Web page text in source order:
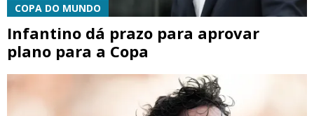
COPA DO MUNDO
Infantino dá prazo para aprovar
plano para a Copa